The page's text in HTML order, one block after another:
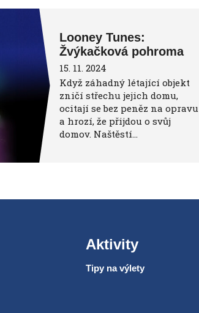
Looney Tunes:
Žvýkačková pohroma
15. 11. 2024
Když záhadný létající objekt
zničí střechu jejich domu,
ocitají se bez peněz na opravu
a hrozí, že přijdou o svůj
domov. Naštěstí…
Aktivity
Tipy na výlety